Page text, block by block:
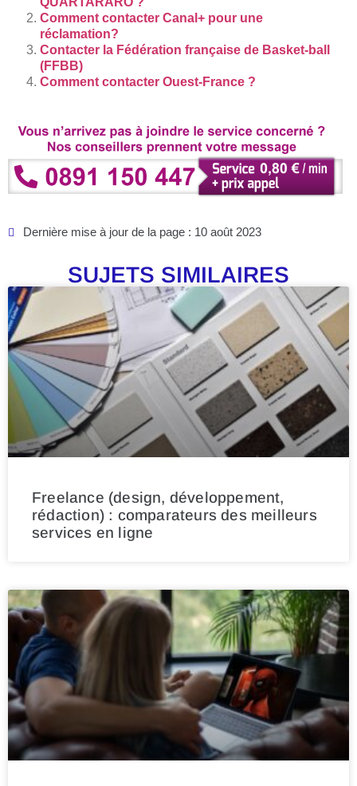
Comment contacter Canal+ pour une
réclamation?
Contacter la Fédération française de Basket-ball
(FFBB)
Comment contacter Ouest-France ?
Dernière mise à jour de la page : 10 août 2023
SUJETS SIMILAIRES
Freelance (design, développement,
rédaction) : comparateurs des meilleurs
services en ligne